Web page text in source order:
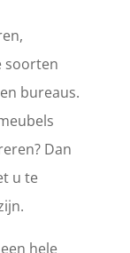
soorten
bureaus.
Dan
u te
hele